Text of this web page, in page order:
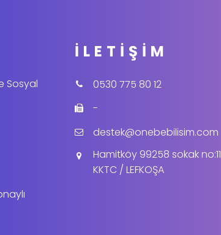
Sosyal
İLETIŞIM
0530 775 80 12
-
destek@onebebilisim.com
Hamitköy 99258 sokak no:11
KKTC / LEFKOŞA